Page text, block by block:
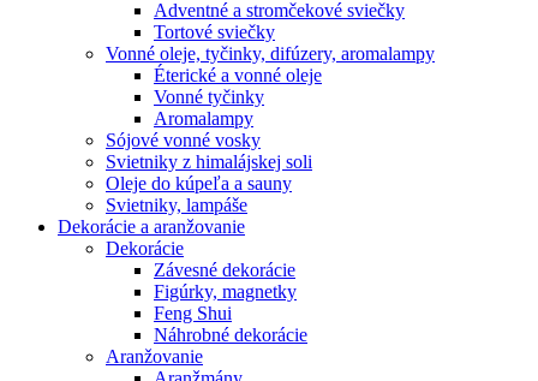
Adventné a stromčekové sviečky
Tortové sviečky
Vonné oleje, tyčinky, difúzery, aromalampy
Éterické a vonné oleje
Vonné tyčinky
Aromalampy
Sójové vonné vosky
Svietniky z himalájskej soli
Oleje do kúpeľa a sauny
Svietniky, lampáše
Dekorácie a aranžovanie
Dekorácie
Závesné dekorácie
Figúrky, magnetky
Feng Shui
Náhrobné dekorácie
Aranžovanie